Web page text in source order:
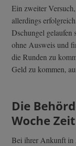
Ein zweiter
allerdings
Dschungel gelaufen
ohne Ausweis und
die Runden zu
Geld zu kommen,
Die
Woche Zeit
Bei ihrer Ankunft in